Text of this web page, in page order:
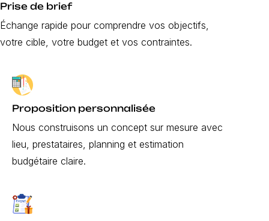
Prise de brief
Échange rapide pour comprendre vos objectifs,
votre cible, votre budget et vos contraintes.
Proposition personnalisée
Nous construisons un concept sur mesure avec
lieu, prestataires, planning et estimation
budgétaire claire.